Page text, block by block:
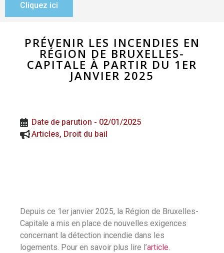
Cliquez ici
PRÉVENIR LES INCENDIES EN
RÉGION DE BRUXELLES-
CAPITALE À PARTIR DU 1ER
JANVIER 2025
Date de parution - 02/01/2025
Articles, Droit du bail
Depuis ce 1er janvier 2025, la Région de Bruxelles-
Capitale a mis en place de nouvelles exigences
concernant la détection incendie dans les
logements. Pour en savoir plus lire l’article.